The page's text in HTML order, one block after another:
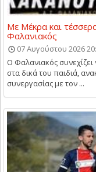
Με Μέκρα και
Φαλανιακός
07 Αυγούστου 2026
Ο Φαλανιακός
στα δικά του παιδιά,
συνεργασίας με τον ...